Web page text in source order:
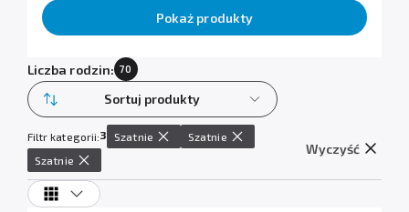
Pokaż produkty
Liczba rodzin: 70
Sortuj produkty
Filtr kategorii:3 Szatnie
Szatnie
Szatnie
Wyczyść